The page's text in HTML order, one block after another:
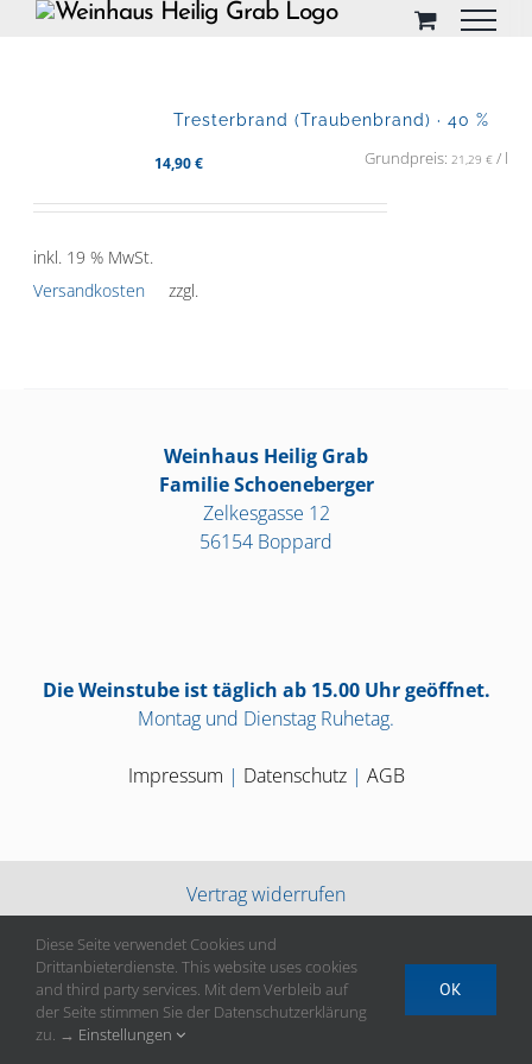
Tresterbrand (Traubenbrand) · 40 %
14,90€ Grundpreis: 21,29 €/ l
inkl. 19 % MwSt.
zzgl.
Versandkosten
Weinhaus Heilig Grab
Familie Schoeneberger
Zelkesgasse 12
56154 Boppard
Die Weinstube ist täglich ab 15.00 Uhr geöffnet.
Montag und Dienstag Ruhetag.
Impressum | Datenschutz| AGB
Vertrag widerrufen
Diese Seite verwendet Cookies und
Drittanbieterdienste. This website uses cookies
and third party services. Mit dem Verbleib auf
der Seite stimmen Sie der Datenschutzerklärung
zu. → Einstellungen
OK